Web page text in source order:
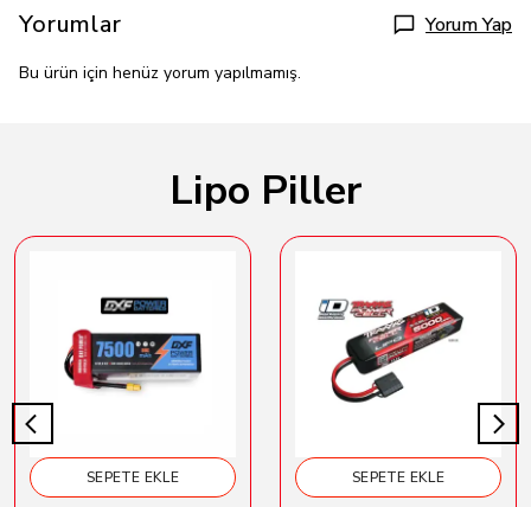
Yorumlar Yorum Yap
Bu ürün için henüz yorum yapılmamış.
Lipo Piller
SEPETE EKLE SEPETE EKLE